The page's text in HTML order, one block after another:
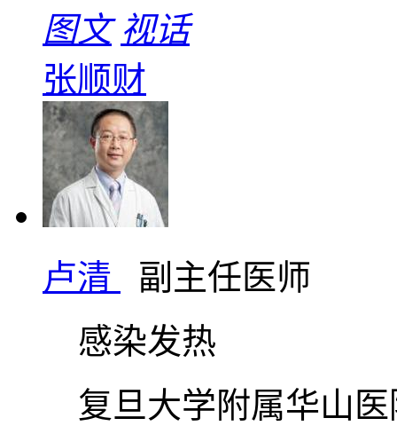
图文 视话
张顺财
卢清
副主任医师
感染发热
复旦大学附属华山医